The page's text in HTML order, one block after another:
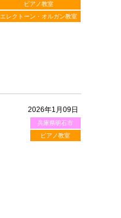
ピアノ教室
エレクトーン・オルガン教室
2026年1月09日
兵庫県明石市
ピアノ教室